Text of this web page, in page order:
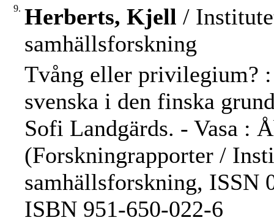
9. Herberts, Kjell /
samhällsforskning
Tvång eller privilegium?
svenska i den finska
Sofi Landgärds. - Vasa :
(Forskningrapporter /
samhällsforskning, ISSN
ISBN 951-650-022-6